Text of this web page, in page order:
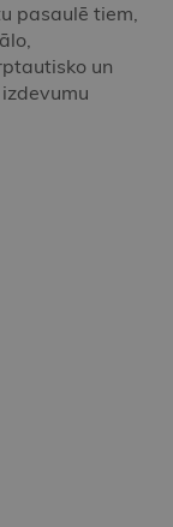
pasaulē tiem,
un